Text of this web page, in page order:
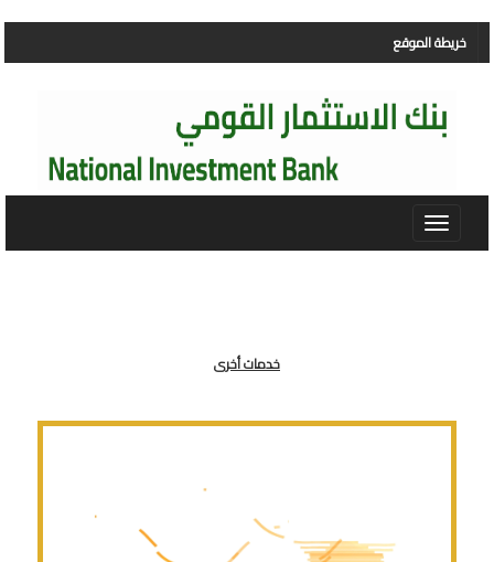
خريطة الموقع
Toggle
navigation
خدمات أخرى